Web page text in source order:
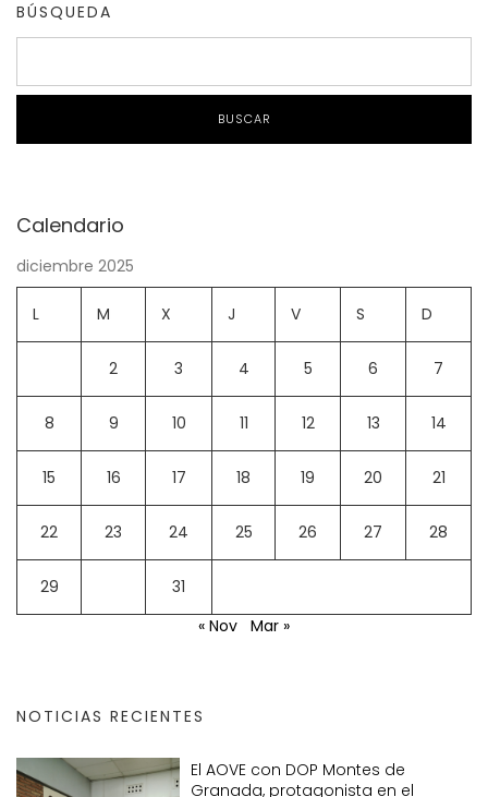
BÚSQUEDA
BUSCAR
Calendario
diciembre 2025
L M X J V S D
2 3 4 5 6 7
8 9 10 11 12 13 14
15 16 17 18 19 20 21
22 23 24 25 26 27 28
29
31
« Nov Mar »
NOTICIAS RECIENTES
El AOVE con DOP Montes de
Granada, protagonista en el